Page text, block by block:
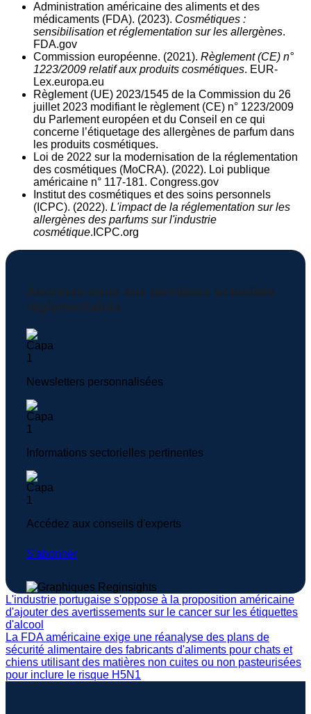
Administration américaine des aliments et des
médicaments (FDA). (2023). Cosmétiques :
sensibilisation et réglementation sur les allergènes.
FDA.gov
Commission européenne. (2021). Règlement (CE) n°
1223/2009 relatif aux produits cosmétiques. EUR-
Lex.europa.eu
Règlement (UE) 2023/1545 de la Commission du 26
juillet 2023 modifiant le règlement (CE) n° 1223/2009
du Parlement européen et du Conseil en ce qui
concerne l’étiquetage des allergènes de parfum dans
les produits cosmétiques.
Loi de 2022 sur la modernisation de la réglementation
des cosmétiques (MoCRA). (2022). Loi publique
américaine n° 117-181. Congress.gov
Institut des cosmétiques et des soins personnels
(ICPC). (2022). L'impact de la réglementation sur les
allergènes des parfums sur l'industrie
cosmétique.ICPC.org
Abonnez-vous aux dernières actualités
réglementaires
Newsletters personnalisées
Informations sectorielles pertinentes
Accédez aux conseils d'experts
S'abonner
L'industrie portugaise s'oppose à la proposition américaine
d'ajouter des avertissements sur le cancer sur les étiquettes
d'alcool
La FDA américaine exige une réanalyse des plans de
sécurité alimentaire des fabricants d'aliments pour chats et
chiens utilisant des matières non cuites ou non pasteurisées
pour inclure le risque H5N1